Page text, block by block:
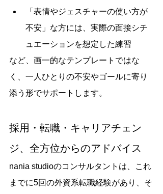
「表情やジェスチャーの使い方が
不安」な方には、実際の面接シチ
ュエーションを想定した練習
など、画一的なテンプレートではな
く、一人ひとりの不安やゴールに寄り
添う形でサポートします。
採用・転職・キャリアチェン
ジ、全方位からのアドバイス
nania studioのコンサルタントは、これ
までに5回の外資系転職経験があり、そ